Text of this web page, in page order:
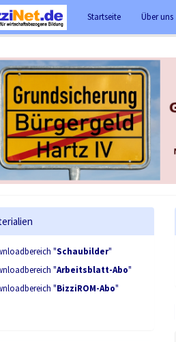
Startseite Über uns
"Schaubilder"
"Arbeitsblatt-Abo"
"BizziROM-Abo"